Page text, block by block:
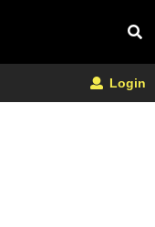
Login